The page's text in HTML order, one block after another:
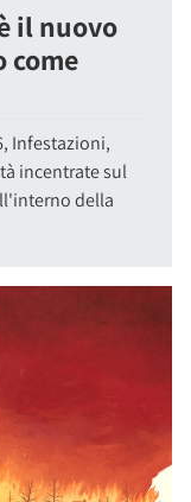
il nuovo
come
Infestazioni,
incentrate sul
della